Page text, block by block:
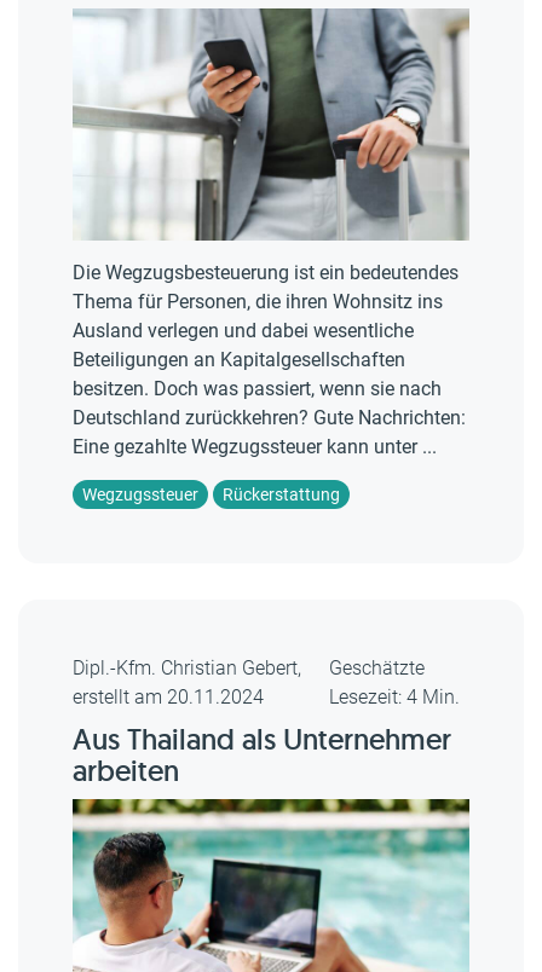
Die Wegzugsbesteuerung ist ein bedeutendes
Thema für Personen, die ihren Wohnsitz ins
Ausland verlegen und dabei wesentliche
Beteiligungen an Kapitalgesellschaften
besitzen. Doch was passiert, wenn sie nach
Deutschland zurückkehren? Gute Nachrichten:
Eine gezahlte Wegzugssteuer kann unter ...
Wegzugssteuer Rückerstattung
Dipl.-Kfm. Christian Gebert,
erstellt am 20.11.2024
Geschätzte
Lesezeit: 4 Min.
Aus Thailand als Unternehmer
arbeiten